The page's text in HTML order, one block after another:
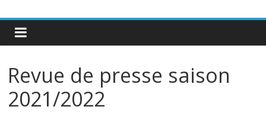
Revue de presse saison
2021/2022